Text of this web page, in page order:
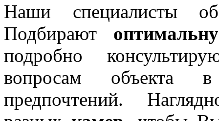
Наши специалисты
Подбирают
подробно
вопросам объекта
предпочтений.